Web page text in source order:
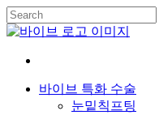
Skip
to
main
content
Close
Menu
바이브 특화 수술
눈밑칙프팅